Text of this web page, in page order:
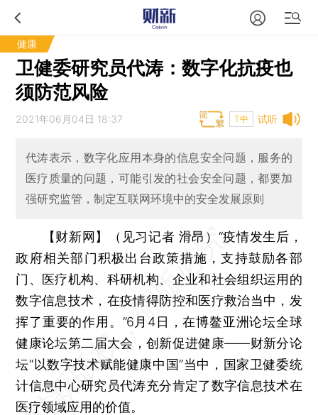
健康
卫健委研究员代涛：数字化抗疫也
须防范风险
试听
2021年06月04日 18:37 T中
代涛表示，数字化应用本身的信息安全问题，服务的
医疗质量的问题，可能引发的社会安全问题，都要加
强研究监管，制定互联网环境中的安全发展原则
【财新网】（见习记者 滑昂） “疫情发生后，
政府相关部门积极出台政策措施，支持鼓励各部
门、医疗机构、科研机构、企业和社会组织运用的
数字信息技术，在疫情得防控和医疗救治当中，发
挥了重要的作用。”6月4日，在博鳌亚洲论坛全球
健康论坛第二届大会，创新促进健康——财新分论
坛“以数字技术赋能健康中国”当中，国家卫健委统
计信息中心研究员代涛充分肯定了数字信息技术在
医疗领域应用的价值。